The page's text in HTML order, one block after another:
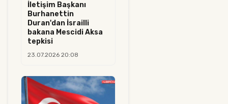
İletişim Başkanı
Burhanettin
Duran'dan İsrailli
bakana Mescidi Aksa
tepkisi
23.07.2026 20:08